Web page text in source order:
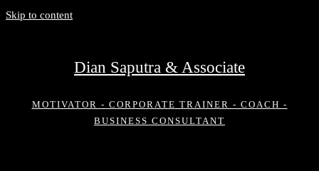
Skip to content
Dian Saputra & Associate
MOTIVATOR - CORPORATE TRAINER - COACH -
BUSINESS CONSULTANT